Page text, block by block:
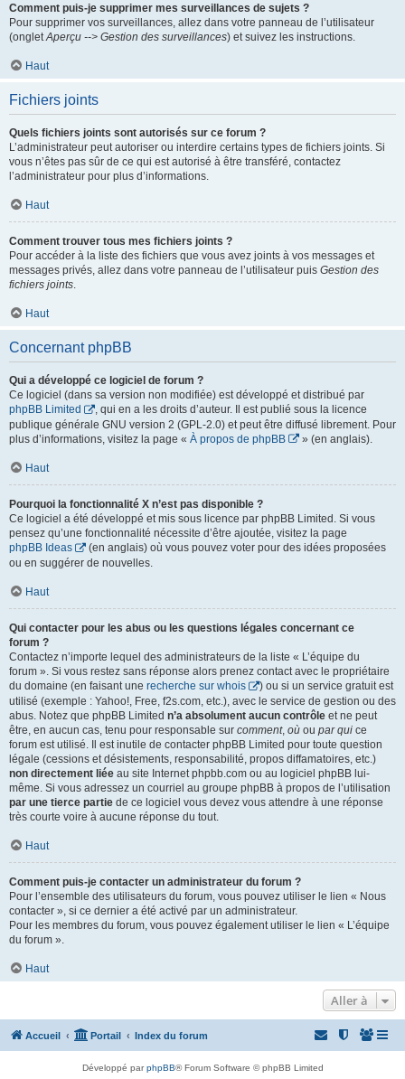
Comment puis-je supprimer mes surveillances de sujets ?
Pour supprimer vos surveillances, allez dans votre panneau de l’utilisateur
(ongletAperçu --> Gestion des surveillances) et suivez les instructions.
Haut
Fichiers joints
Quels fichiers joints sont autorisés sur ce forum ?
L’administrateur peut autoriser ou interdire certains types de fichiers joints. Si
vous n’êtes pas sûr de ce qui est autorisé à être transféré, contactez
l’administrateur pour plus d’informations.
Haut
Comment trouver tous mes fichiers joints ?
Pour accéder à la liste des fichiers que vous avez joints à vos messages et
messages privés, allez dans votre panneau de l’utilisateur puis Gestion des
fichiers joints.
Haut
Concernant phpBB
Qui a développé ce logiciel de forum ?
Ce logiciel (dans sa version non modifiée) est développé et distribué par
phpBB Limited
, qui en a les droits d’auteur. Il est publié sous la licence
publique générale GNU version 2 (GPL-2.0) et peut être diffusé librement. Pour
plus d’informations, visitez la page « À propos de phpBB » (en anglais).
Haut
Pourquoi la fonctionnalité X n’est pas disponible ?
Ce logiciel a été développé et mis sous licence par phpBB Limited. Si vous
pensez qu’une fonctionnalité nécessite d’être ajoutée, visitez la page
phpBB Ideas
(en anglais) où vous pouvez voter pour des idées proposées
ou en suggérer de nouvelles.
Haut
Qui contacter pour les abus ou les questions légales concernant ce
forum ?
Contactez n’importe lequel des administrateurs de la liste « L’équipe du
forum ». Si vous restez sans réponse alors prenez contact avec le propriétaire
du domaine (en faisant une recherche sur whois
) ou si un service gratuit est
utilisé (exemple : Yahoo!, Free, f2s.com, etc.), avec le service de gestion ou des
abus. Notez que phpBB Limited n’a absolument aucun contrôle et ne peut
être, en aucun cas, tenu pour responsable sur comment, où ou par qui ce
forum est utilisé. Il est inutile de contacter phpBB Limited pour toute question
légale (cessions et désistements, responsabilité, propos diffamatoires, etc.)
non directement liée au site Internet phpbb.com ou au logiciel phpBB lui-
même. Si vous adressez un courriel au groupe phpBB à propos de l’utilisation
par une tierce partie de ce logiciel vous devez vous attendre à une réponse
très courte voire à aucune réponse du tout.
Haut
Comment puis-je contacter un administrateur du forum ?
Pour l’ensemble des utilisateurs du forum, vous pouvez utiliser le lien « Nous
contacter », si ce dernier a été activé par un administrateur.
Pour les membres du forum, vous pouvez également utiliser le lien « L’équipe
du forum ».
Haut
Aller à
Accueil Portail Index du forum
Développé parphpBB® Forum Software © phpBB Limited